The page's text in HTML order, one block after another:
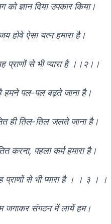
को ज्ञान दिया उपकार किया।
होवे ऐसा यत्न हमारा है।
प्राणों से भी प्यारा है ।।२।।
हमने पल-पल बढ़ते जाना है।
ही तिल-तिल जलते जाना है।
करना, पहला कर्म हमारा है।
प्राणों से भी प्यारा है । । ३ । ।
जगाकर संगठन में लायें हम।